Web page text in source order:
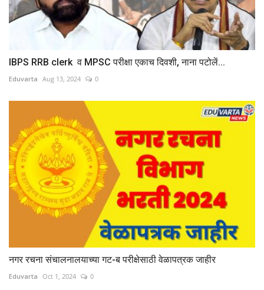
IBPS RRB clerk व MPSC परीक्षा एकाच दिवशी, नाना पटोलें...
Eduvarta Aug 13, 2024 0
नगर रचना संचालनालयाच्या गट-ब परीक्षेसाठी वेळापत्रक जाहीर
Eduvarta Oct 1, 2024 0